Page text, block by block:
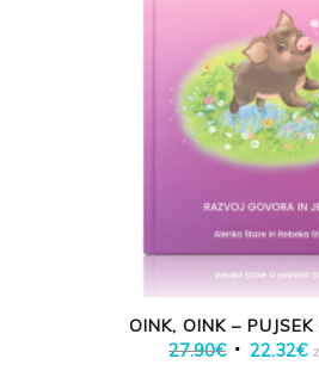
OINK, OINK – PUJSEK
27.90€ Izvirna
22.32€